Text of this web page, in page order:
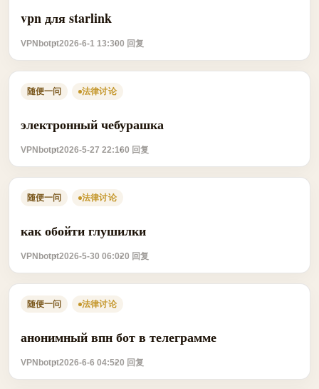
vpn для starlink
VPNbotpt2026-6-1 13:300 回复
随便一问 法律讨论
электронный чебурашка
VPNbotpt2026-5-27 22:160 回复
随便一问 法律讨论
как обойти глушилки
VPNbotpt2026-5-30 06:020 回复
随便一问 法律讨论
анонимный впн бот в телеграмме
VPNbotpt2026-6-6 04:520 回复